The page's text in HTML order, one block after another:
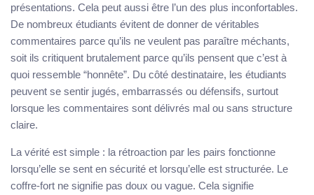
présentations. Cela peut aussi être l’un des plus inconfortables.
De nombreux étudiants évitent de donner de véritables
commentaires parce qu’ils ne veulent pas paraître méchants,
soit ils critiquent brutalement parce qu’ils pensent que c’est à
quoi ressemble “honnête”. Du côté destinataire, les étudiants
peuvent se sentir jugés, embarrassés ou défensifs, surtout
lorsque les commentaires sont délivrés mal ou sans structure
claire.
La vérité est simple : la rétroaction par les pairs fonctionne
lorsqu’elle se sent en sécurité et lorsqu’elle est structurée. Le
coffre-fort ne signifie pas doux ou vague. Cela signifie